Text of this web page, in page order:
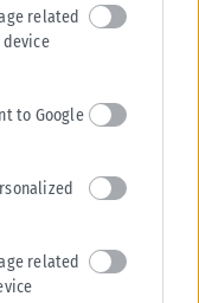
related
to Google
related